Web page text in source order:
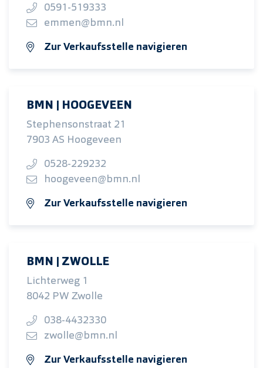
0591-519333
emmen@bmn.nl
Zur Verkaufsstelle navigieren
BMN | HOOGEVEEN
Stephensonstraat 21
7903 AS Hoogeveen
0528-229232
hoogeveen@bmn.nl
Zur Verkaufsstelle navigieren
BMN | ZWOLLE
Lichterweg 1
8042 PW Zwolle
038-4432330
zwolle@bmn.nl
Zur Verkaufsstelle navigieren